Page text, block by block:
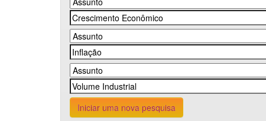
Iniciar uma nova pesquisa